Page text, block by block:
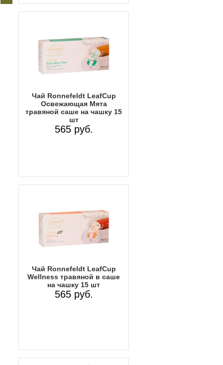
Чай Ronnefeldt LeafCup
Освежающая Мята
травяной саше на чашку 15
шт
565 руб.
Чай Ronnefeldt LeafCup
Wellness травяной в саше
на чашку 15 шт
565 руб.